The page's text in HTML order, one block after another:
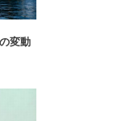
変動